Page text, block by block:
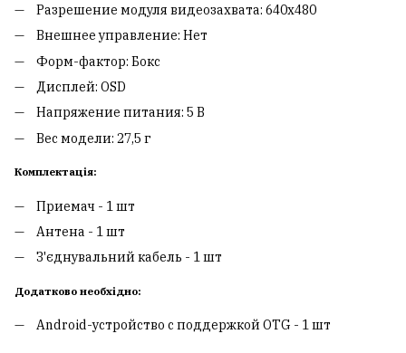
Разрешение модуля видеозахвата: 640х480
Внешнее управление: Нет
Форм-фактор: Бокс
Дисплей: OSD
Напряжение питания: 5 В
Вес модели: 27,5 г
Комплектація:
Приемач - 1 шт
Антена - 1 шт
З'єднувальний кабель - 1 шт
Додатково необхідно:
Android-устройство с поддержкой OTG - 1 шт